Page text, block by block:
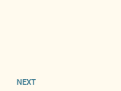
NEXT